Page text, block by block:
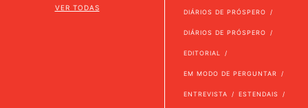
VER TODAS
DIÁRIOS DE PRÓSPERO
DIÁRIOS DE PRÓSPERO
EDITORIAL
EM MODO DE PERGUNTAR
ENTREVISTA ESTENDAIS